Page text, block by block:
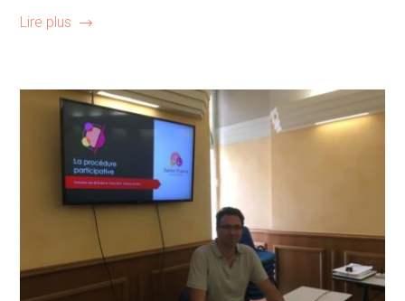
Lire plus